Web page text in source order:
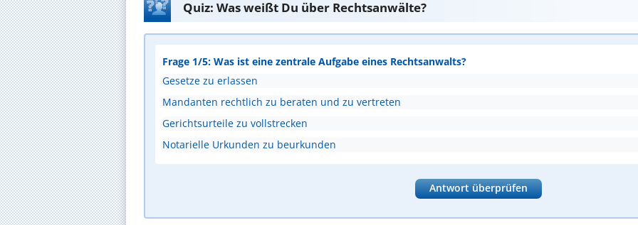
Quiz: Was weißt Du über Rechtsanwälte?
Frage 1/5: Was ist eine zentrale Aufgabe eines Rechtsanwalts?
Gesetze zu erlassen
Mandanten rechtlich zu beraten und zu vertreten
Gerichtsurteile zu vollstrecken
Notarielle Urkunden zu beurkunden
Antwort überprüfen